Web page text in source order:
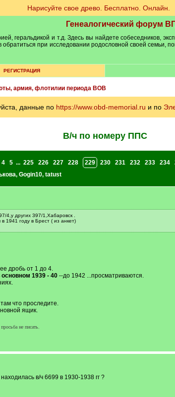
Нарисуйте свое древо. Бесплатно. Онлайн.
Генеалогический форум
геральдикой и т.д. Здесь вы найдете собеседников,
при исследовании родословной своей семьи,
РЕГИСТРАЦИЯ
армия, флотилии периода ВОВ
данные по https://www.obd-memorial.ru и по
В/ч по номеру ППС
4 5 ... 225 226 227 228 229 230 231 232 233 234
, Gogin10, tatust
4,у других 397/1,Хабаровск .
1941 году в Брест ( из анкет)
дробь от 1 до 4.
1939 - 40--до 1942 ...просматриваются.
что проследите.
ящик.
не писать.
в/ч 6699 в 1930-1938 гг ?